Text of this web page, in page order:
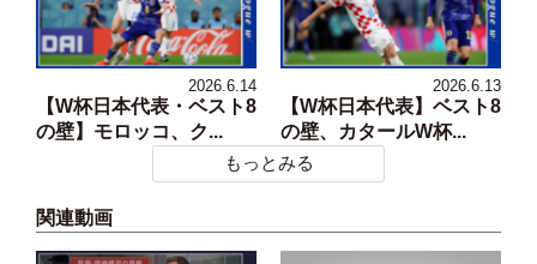
2026.6.14
【W杯日本代表・ベスト8
の壁】モロッコ、ク...
2026.6.13
【W杯日本代表】ベスト8
の壁、カタールW杯...
もっとみる
関連動画